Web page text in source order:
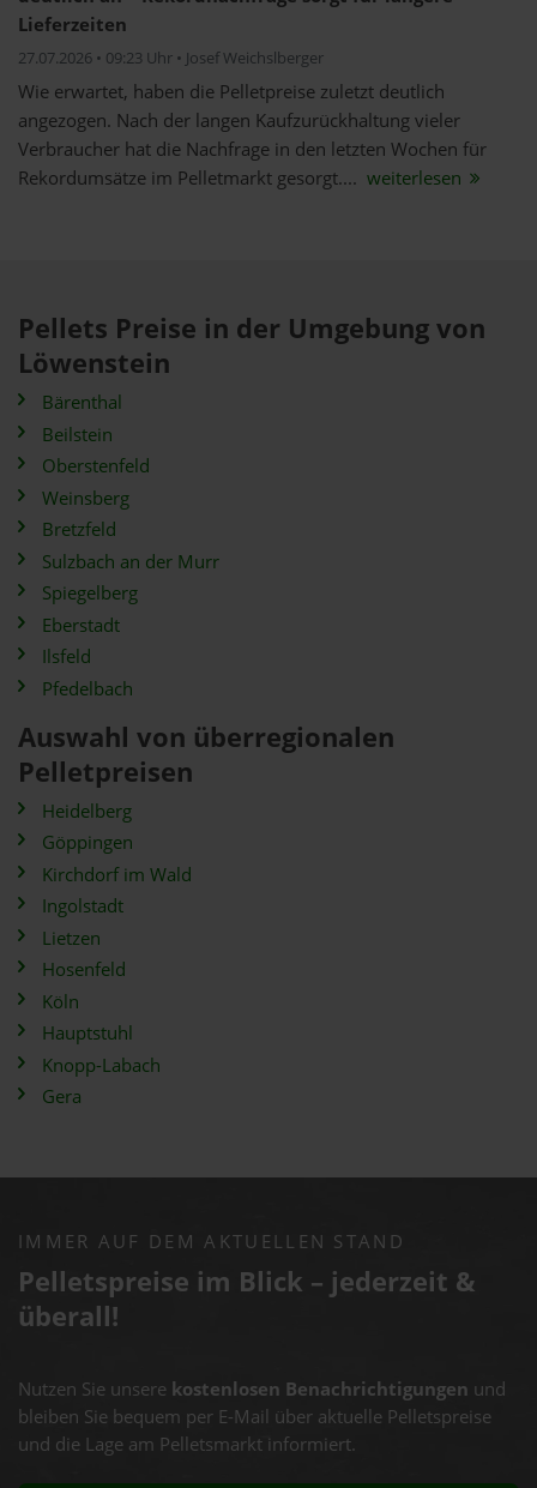
Lieferzeiten
27.07.2026 • 09:23 Uhr • Josef Weichslberger
Wie erwartet, haben die Pelletpreise zuletzt deutlich
angezogen. Nach der langen Kaufzurückhaltung vieler
Verbraucher hat die Nachfrage in den letzten Wochen für
Rekordumsätze im Pelletmarkt gesorgt.... weiterlesen
Pellets Preise in der Umgebung von
Löwenstein
Bärenthal
Beilstein
Oberstenfeld
Weinsberg
Bretzfeld
Sulzbach an der Murr
Spiegelberg
Eberstadt
Ilsfeld
Pfedelbach
Auswahl von überregionalen
Pelletpreisen
Heidelberg
Göppingen
Kirchdorf im Wald
Ingolstadt
Lietzen
Hosenfeld
Köln
Hauptstuhl
Knopp-Labach
Gera
IMMER AUF DEM AKTUELLEN STAND
Pelletspreise im Blick – jederzeit &
überall!
Nutzen Sie unsere kostenlosen Benachrichtigungen und
bleiben Sie bequem per E-Mail über aktuelle Pelletspreise
und die Lage am Pelletsmarkt informiert.